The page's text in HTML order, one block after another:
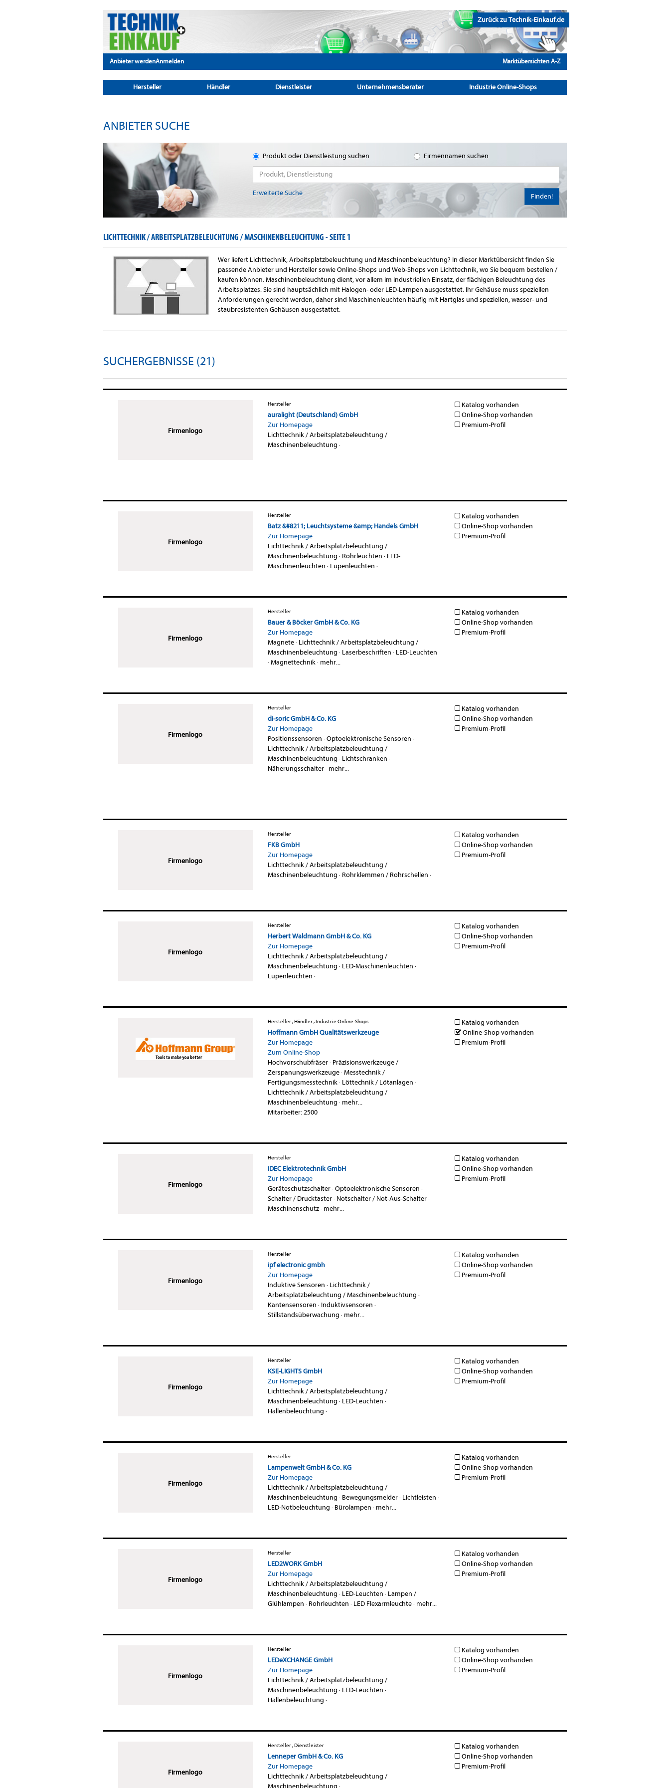
Zurück zu Technik-Einkauf.de
Anbieter werdenAnmelden Marktübersichten A-Z
Hersteller Händler Dienstleister Unternehmensberater Industrie Online-Shops
ANBIETER SUCHE
Produkt oder Dienstleistung suchen Firmennamen suchen
Erweiterte Suche Finden!
LICHTTECHNIK / ARBEITSPLATZBELEUCHTUNG / MASCHINENBELEUCHTUNG -SEITE 1
Wer liefert Lichttechnik, Arbeitsplatzbeleuchtung und Maschinenbeleuchtung? In dieser Marktübersicht finden Sie
passende Anbieter und Hersteller sowie Online-Shops und Web-Shops von Lichttechnik, wo Sie bequem bestellen /
kaufen können. Maschinenbeleuchtung dient, vor allem im industriellen Einsatz, der flächigen Beleuchtung des
Arbeitsplatzes. Sie sind hauptsächlich mit Halogen- oder LED-Lampen ausgestattet. Ihr Gehäuse muss speziellen
Anforderungen gerecht werden, daher sind Maschinenleuchten häufig mit Hartglas und speziellen, wasser- und
staubresistenten Gehäusen ausgestattet.
SUCHERGEBNISSE (21)
Firmenlogo
Hersteller
auralight (Deutschland) GmbH
Zur Homepage
Lichttechnik / Arbeitsplatzbeleuchtung /
Maschinenbeleuchtung ·
Katalog vorhanden
Online-Shop vorhanden
Premium-Profil
Firmenlogo
Hersteller
Batz &#8211; Leuchtsysteme &amp; Handels GmbH
Zur Homepage
Lichttechnik / Arbeitsplatzbeleuchtung /
Maschinenbeleuchtung · Rohrleuchten · LED-
Maschinenleuchten · Lupenleuchten ·
Katalog vorhanden
Online-Shop vorhanden
Premium-Profil
Firmenlogo
Hersteller
Bauer & Böcker GmbH & Co. KG
Zur Homepage
Magnete· Lichttechnik / Arbeitsplatzbeleuchtung /
Maschinenbeleuchtung · Laserbeschriften · LED-Leuchten
·Magnettechnik· mehr...
Katalog vorhanden
Online-Shop vorhanden
Premium-Profil
Firmenlogo
Hersteller
di-soric GmbH & Co. KG
Zur Homepage
Positionssensoren ·Optoelektronische Sensoren ·
Lichttechnik / Arbeitsplatzbeleuchtung /
Maschinenbeleuchtung · Lichtschranken ·
Näherungsschalter· mehr...
Katalog vorhanden
Online-Shop vorhanden
Premium-Profil
Firmenlogo
Hersteller
FKB GmbH
Zur Homepage
Lichttechnik / Arbeitsplatzbeleuchtung /
Maschinenbeleuchtung · Rohrklemmen / Rohrschellen ·
Katalog vorhanden
Online-Shop vorhanden
Premium-Profil
Firmenlogo
Hersteller
Herbert Waldmann GmbH & Co. KG
Zur Homepage
Lichttechnik / Arbeitsplatzbeleuchtung /
Maschinenbeleuchtung · LED-Maschinenleuchten ·
Lupenleuchten ·
Katalog vorhanden
Online-Shop vorhanden
Premium-Profil
Hersteller , Händler , Industrie Online-Shops
Hoffmann GmbH Qualitätswerkzeuge
Zur Homepage
Zum Online-Shop
Hochvorschubfräser· Präzisionswerkzeuge /
Zerspanungswerkzeuge·Messtechnik /
Fertigungsmesstechnik· Löttechnik / Lötanlagen ·
Lichttechnik / Arbeitsplatzbeleuchtung /
Maschinenbeleuchtung · mehr...
Mitarbeiter: 2500
Katalog vorhanden
Online-Shop vorhanden
Premium-Profil
Firmenlogo
Hersteller
IDEC Elektrotechnik GmbH
Zur Homepage
Geräteschutzschalter·Optoelektronische Sensoren ·
Schalter / Drucktaster· Notschalter / Not-Aus-Schalter·
Maschinenschutz· mehr...
Katalog vorhanden
Online-Shop vorhanden
Premium-Profil
Firmenlogo
Hersteller
ipf electronic gmbh
Zur Homepage
Induktive Sensoren · Lichttechnik /
Arbeitsplatzbeleuchtung / Maschinenbeleuchtung ·
Kantensensoren · Induktivsensoren ·
Stillstandsüberwachung · mehr...
Katalog vorhanden
Online-Shop vorhanden
Premium-Profil
Firmenlogo
Hersteller
KSE-LIGHTS GmbH
Zur Homepage
Lichttechnik / Arbeitsplatzbeleuchtung /
Maschinenbeleuchtung · LED-Leuchten ·
Hallenbeleuchtung ·
Katalog vorhanden
Online-Shop vorhanden
Premium-Profil
Firmenlogo
Hersteller
Lampenwelt GmbH & Co. KG
Zur Homepage
Lichttechnik / Arbeitsplatzbeleuchtung /
Maschinenbeleuchtung · Bewegungsmelder· Lichtleisten ·
LED-Notbeleuchtung · Bürolampen · mehr...
Katalog vorhanden
Online-Shop vorhanden
Premium-Profil
Firmenlogo
Hersteller
LED2WORK GmbH
Zur Homepage
Lichttechnik / Arbeitsplatzbeleuchtung /
Maschinenbeleuchtung · LED-Leuchten · Lampen /
Glühlampen · Rohrleuchten · LED Flexarmleuchte· mehr...
Katalog vorhanden
Online-Shop vorhanden
Premium-Profil
Firmenlogo
Hersteller
LEDeXCHANGE GmbH
Zur Homepage
Lichttechnik / Arbeitsplatzbeleuchtung /
Maschinenbeleuchtung · LED-Leuchten ·
Hallenbeleuchtung ·
Katalog vorhanden
Online-Shop vorhanden
Premium-Profil
Firmenlogo
Hersteller , Dienstleister
Lenneper GmbH & Co. KG
Zur Homepage
Lichttechnik / Arbeitsplatzbeleuchtung /
Maschinenbeleuchtung ·
Katalog vorhanden
Online-Shop vorhanden
Premium-Profil